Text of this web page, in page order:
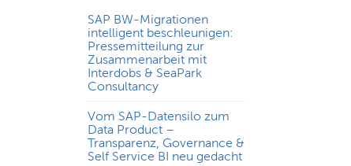
SAP BW-Migrationen
intelligent beschleunigen:
Pressemitteilung zur
Zusammenarbeit mit
Interdobs & SeaPark
Consultancy
Vom SAP-Datensilo zum
Data Product –
Transparenz, Governance &
Self Service BI neu gedacht